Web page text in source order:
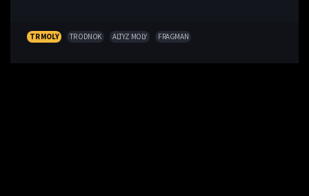
TR MOLY TR ODNOK ALTYZ MOLY FRAGMAN